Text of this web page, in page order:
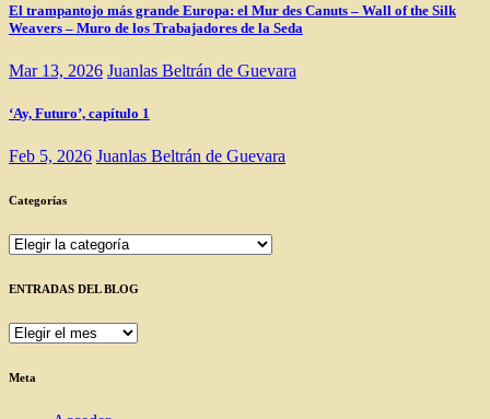
El trampantojo más grande Europa: el Mur des Canuts – Wall of the Silk
Weavers – Muro de los Trabajadores de la Seda
Mar 13, 2026 Juanlas Beltrán de Guevara
‘Ay, Futuro’, capítulo 1
Feb 5, 2026 Juanlas Beltrán de Guevara
Categorías
Categorías
ENTRADAS DEL BLOG
ENTRADAS
BLOG
Meta